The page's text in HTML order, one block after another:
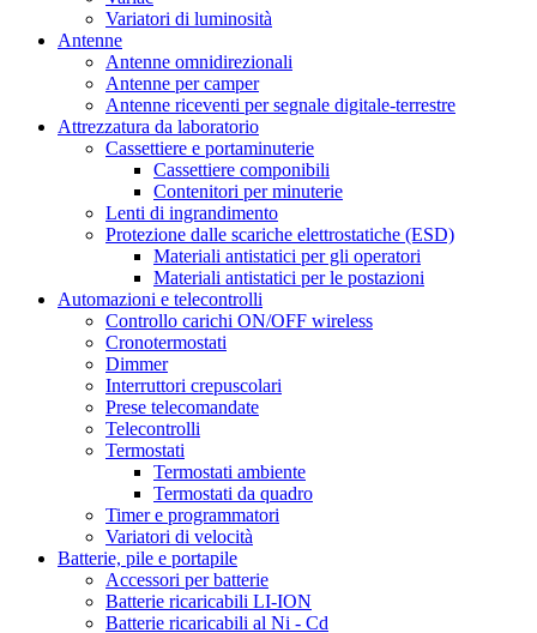
Variatori di luminosità
Antenne
Antenne omnidirezionali
Antenne per camper
Antenne riceventi per segnale digitale-terrestre
Attrezzatura da laboratorio
Cassettiere e portaminuterie
Cassettiere componibili
Contenitori per minuterie
Lenti di ingrandimento
Protezione dalle scariche elettrostatiche (ESD)
Materiali antistatici per gli operatori
Materiali antistatici per le postazioni
Automazioni e telecontrolli
Controllo carichi ON/OFF wireless
Cronotermostati
Dimmer
Interruttori crepuscolari
Prese telecomandate
Telecontrolli
Termostati
Termostati ambiente
Termostati da quadro
Timer e programmatori
Variatori di velocità
Batterie, pile e portapile
Accessori per batterie
Batterie ricaricabili LI-ION
Batterie ricaricabili al Ni - Cd